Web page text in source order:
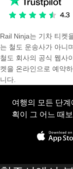
Rail Ninja는 기차 티켓
는 철도 운송사가 아니
철도 회사의 공식 웹사
켓을 온라인으로 예약
니다.
여행의 모든 단
획이 그 어느 때